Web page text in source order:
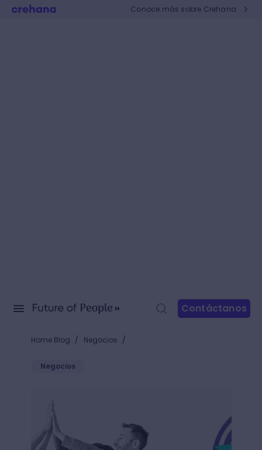
Conoce más sobre Crehana
Contáctanos
Home Blog / Negocios /
Negocios